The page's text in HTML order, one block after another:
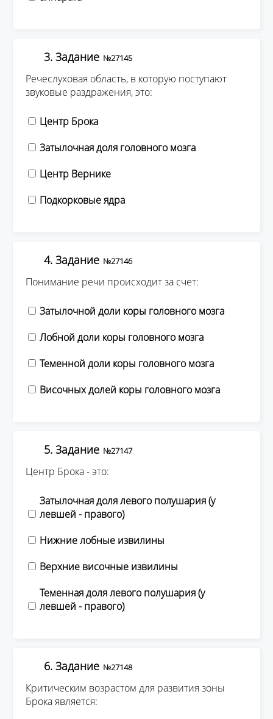
3. Задание №27145
Речеслуховая область, в которую поступают
звуковые раздражения, это:
Центр Брока
Затылочная доля головного мозга
Центр Вернике
Подкорковые ядра
4. Задание №27146
Понимание речи происходит за счет:
Затылочной доли коры головного мозга
Лобной доли коры головного мозга
Теменной доли коры головного мозга
Височных долей коры головного мозга
5. Задание №27147
Центр Брока - это:
Затылочная доля левого полушария (у
левшей - правого)
Нижние лобные извилины
Верхние височные извилины
Теменная доля левого полушария (у
левшей - правого)
6. Задание №27148
Критическим возрастом для развития зоны
Брока является: